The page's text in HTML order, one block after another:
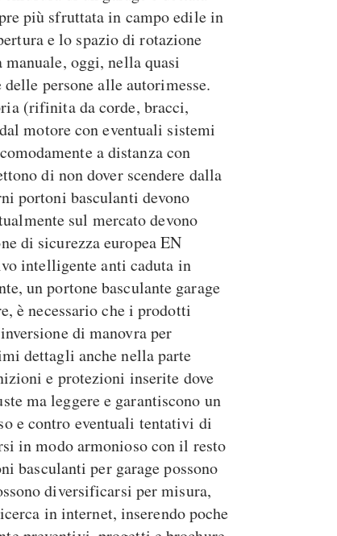
più sfruttata in campo edile in
e lo spazio di rotazione
oggi, nella quasi
persone alle autorimesse.
(rifinita da corde, bracci,
motore con eventuali sistemi
a distanza con
di non dover scendere dalla
portoni basculanti devono
sul mercato devono
di sicurezza europea EN
intelligente anti caduta in
un portone basculante garage
è necessario che i prodotti
di manovra per
dettagli anche nella parte
e protezioni inserite dove
ma leggere e garantiscono un
e contro eventuali tentativi di
in modo armonioso con il resto
basculanti per garage possono
diversificarsi per misura,
in internet, inserendo poche